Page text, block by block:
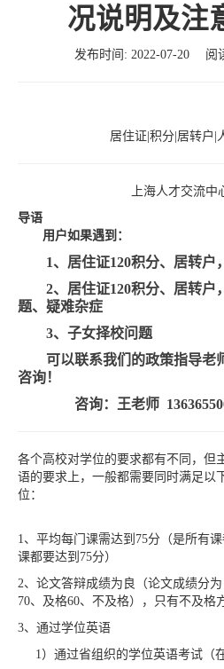
况说明及注
发布时间: 2022-07-20 阅
居住证|积分|居转户|
上海人才交流中
导语
用户如果遇到：
1、居住证120积分、居转户
2、居住证120积分、居转户
题、疑难杂症
3、子女择校问题
可以联系我们的政策指导老
咨询！
咨询：王老师
各个高校对学位的要求都有不同，但
语的要求上，一般都需要同时满足以
位：
1、平均每门课需达到75分（是所有课
课都要达到75分）
2、论文答辩成绩为良（论文成绩分
70、及格60、不及格），只有不及格
3、通过学位英语
1）通过省组织的学位英语考试（在